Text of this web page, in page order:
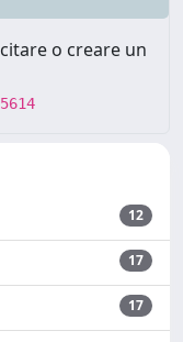
o creare un
12
17
17